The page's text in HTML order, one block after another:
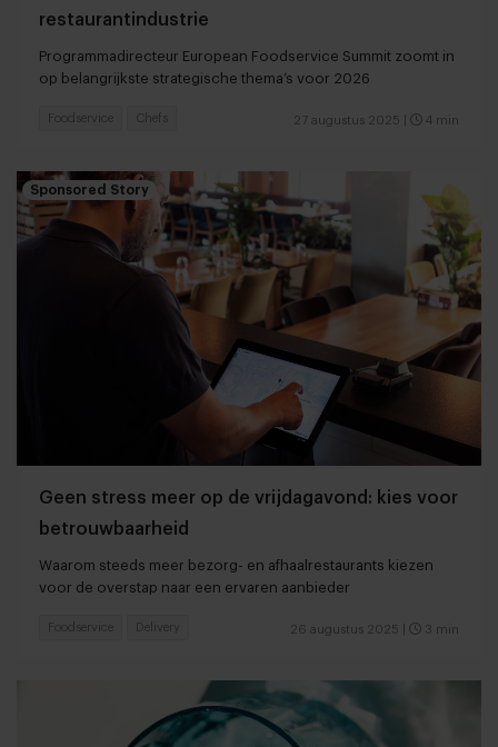
restaurantindustrie
Programmadirecteur European Foodservice Summit zoomt in
op belangrijkste strategische thema’s voor 2026
27 augustus 2025 4 min
Foodservice Chefs
Sponsored Story
Geen stress meer op de vrijdagavond: kies voor
betrouwbaarheid
Waarom steeds meer bezorg- en afhaalrestaurants kiezen
voor de overstap naar een ervaren aanbieder
26 augustus 2025 3 min
Foodservice Delivery